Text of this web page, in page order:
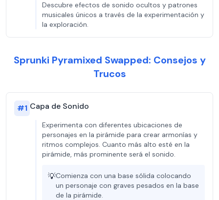
Descubre efectos de sonido ocultos y patrones
musicales únicos a través de la experimentación y
la exploración.
Sprunki Pyramixed Swapped: Consejos y
Trucos
#1 Capa de Sonido
Experimenta con diferentes ubicaciones de
personajes en la pirámide para crear armonías y
ritmos complejos. Cuanto más alto esté en la
pirámide, más prominente será el sonido.
💡Comienza con una base sólida colocando
un personaje con graves pesados en la base
de la pirámide.